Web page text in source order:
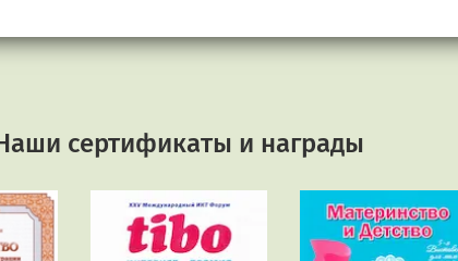
сертификаты и награды